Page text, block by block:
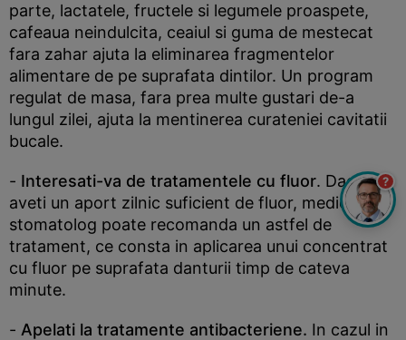
parte, lactatele, fructele si legumele proaspete,
cafeaua neindulcita, ceaiul si guma de mestecat
fara zahar ajuta la eliminarea fragmentelor
alimentare de pe suprafata dintilor. Un program
regulat de masa, fara prea multe gustari de-a
lungul zilei, ajuta la mentinerea curateniei cavitatii
bucale.
- Interesati-va de tratamentele cu fluor. Daca nu
aveti un aport zilnic suficient de fluor, medicul
stomatolog poate recomanda un astfel de
tratament, ce consta in aplicarea unui concentrat
cu fluor pe suprafata danturii timp de cateva
minute.
- Apelati la tratamente antibacteriene. In cazul in
?